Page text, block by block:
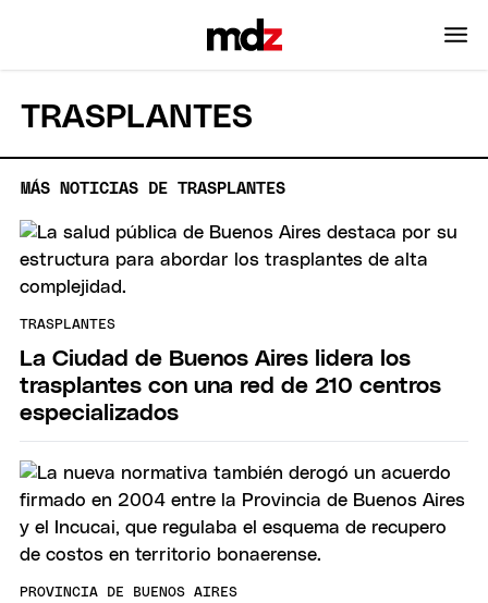
TRASPLANTES
MÁS NOTICIAS DE TRASPLANTES
TRASPLANTES
La Ciudad de Buenos Aires lidera los
trasplantes con una red de 210 centros
especializados
PROVINCIA DE BUENOS AIRES